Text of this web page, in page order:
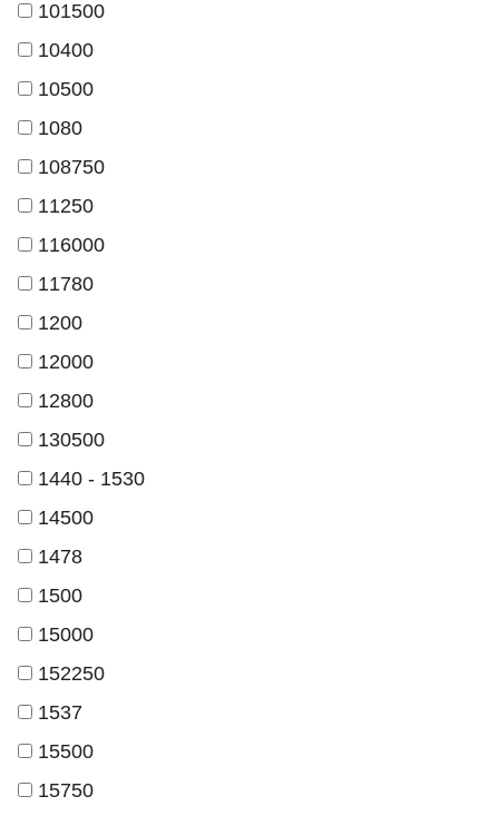
101500
10400
10500
1080
108750
11250
116000
11780
1200
12000
12800
130500
1440 - 1530
14500
1478
1500
15000
152250
1537
15500
15750